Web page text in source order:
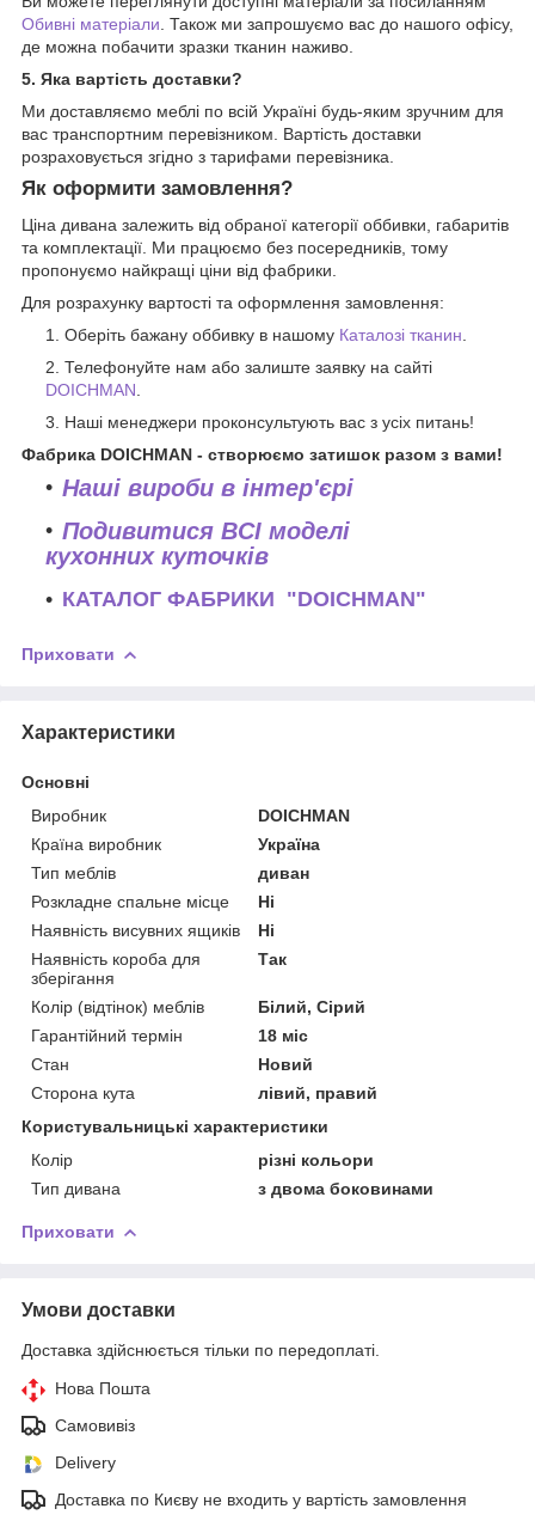
Обивні матеріали . Також ми запрошуємо вас до нашого офісу,
де можна побачити зразки тканин наживо.
5. Яка вартість доставки?
Ми доставляємо меблі по всій Україні будь-яким зручним для
вас транспортним перевізником. Вартість доставки
розраховується згідно з тарифами перевізника.
Як оформити замовлення?
Ціна дивана залежить від обраної категорії оббивки, габаритів
та комплектації. Ми працюємо без посередників, тому
пропонуємо найкращі ціни від фабрики.
Для розрахунку вартості та оформлення замовлення:
Оберіть бажану оббивку в нашому Каталозі тканин
Телефонуйте нам або залиште заявку на сайті
DOICHMAN
Наші менеджери проконсультують вас з усіх питань!
Фабрика DOICHMAN - створюємо затишок разом з вами!
Наші вироби в інтер'єрі
Подивитися ВСІ моделі
кухонних куточків
КАТАЛОГ ФАБРИКИ "DOICHMAN"
Приховати
Характеристики
Основні
Виробник
DOICHMAN
Країна виробник
Україна
Тип меблів
диван
Розкладне спальне місце
Ні
Наявність висувних ящиків
Ні
Наявність короба для
зберігання
Так
Колір (відтінок) меблів
Білий, Сірий
Гарантійний термін
18 міс
Стан
Новий
Сторона кута
лівий, правий
Користувальницькі характеристики
Колір
різні кольори
Тип дивана
з двома боковинами
Приховати
Умови доставки
Доставка здійснюється тільки по передоплаті.
Нова Пошта
Самовивіз
Delivery
Доставка по Києву не входить у вартість замовлення